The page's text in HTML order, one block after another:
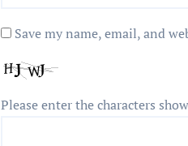
Save my name, email, and
Please enter the characters